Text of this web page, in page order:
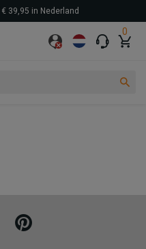
0
39,95 in Nederland
Pinterest